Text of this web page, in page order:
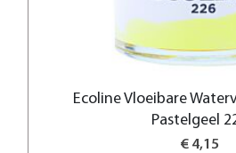
Ecoline Vloeibare
Pastelgeel
€ 4,15